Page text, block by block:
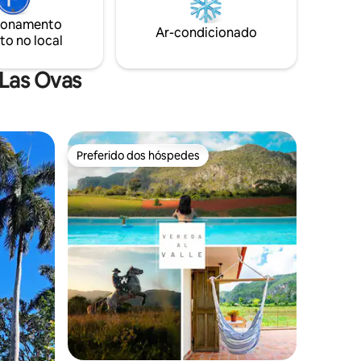
da
cavalos que fala inglês, fazemos
refeições vegetarianas.
no local
Ar-condicionado
Ovas
hóspedes Preferido dos hóspedes
Preferido dos hóspedes